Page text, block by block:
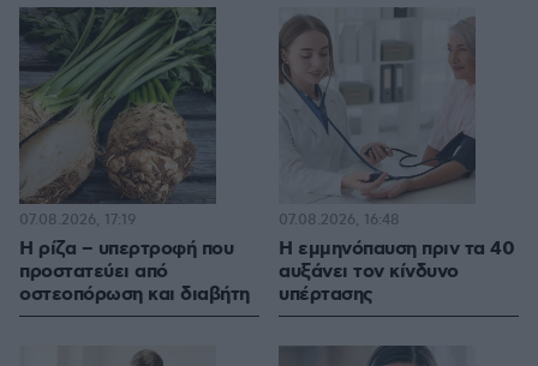
Η ρίζα – υπερτροφή που
προστατεύει από
οστεοπόρωση και διαβήτη
07.08.2026, 17:19
Η εμμηνόπαυση πριν τα 40
αυξάνει τον κίνδυνο
υπέρτασης
07.08.2026, 16:48